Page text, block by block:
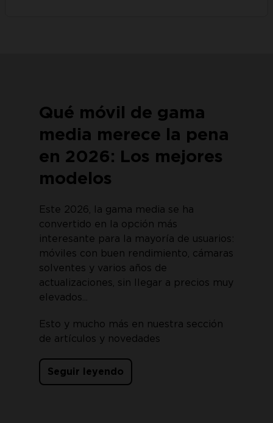
Qué móvil de gama
media merece la pena
en 2026: Los mejores
modelos
Este 2026, la gama media se ha
convertido en la opción más
interesante para la mayoría de usuarios:
móviles con buen rendimiento, cámaras
solventes y varios años de
actualizaciones, sin llegar a precios muy
elevados...
Esto y mucho más en nuestra sección
de artículos y novedades
Seguir leyendo